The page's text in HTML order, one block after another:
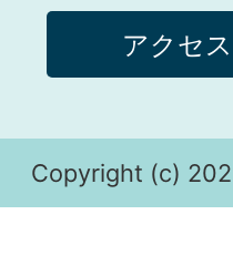
アクセス
Copyright (c)